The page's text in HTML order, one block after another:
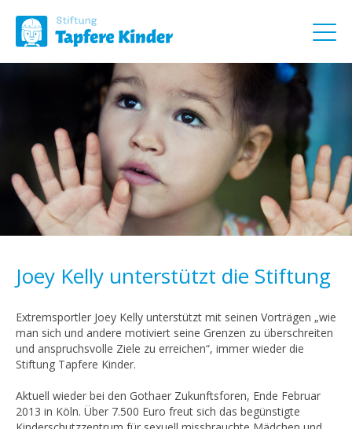
Joey Kelly unterstützt die Stiftung
Extremsportler Joey Kelly unterstützt mit seinen Vorträgen „wie
man sich und andere motiviert seine Grenzen zu überschreiten
und anspruchsvolle Ziele zu erreichen“, immer wieder die
Stiftung Tapfere Kinder.
Aktuell wieder bei den Gothaer Zukunftsforen, Ende Februar
2013 in Köln. Über 7.500 Euro freut sich das begünstigte